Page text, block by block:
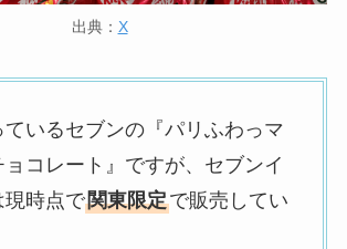
出典： X
いるセブンの『パリふわっマ
ョコレート』ですが、セブンイ
現時点で関東限定で販売してい